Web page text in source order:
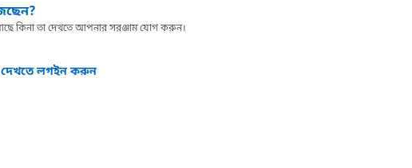
কিনা তা দেখতে আপনার সরঞ্জাম যোগ করুন।
দেখতে লগইন করুন